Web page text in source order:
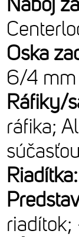
Oska
6/4 mm
Ráfiky/
ráfika;
riadítok;